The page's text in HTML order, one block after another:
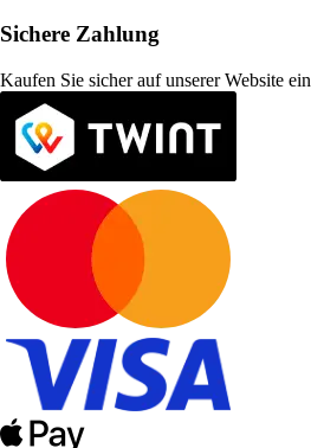
Sichere Zahlung
Kaufen Sie sicher auf unserer Website ein